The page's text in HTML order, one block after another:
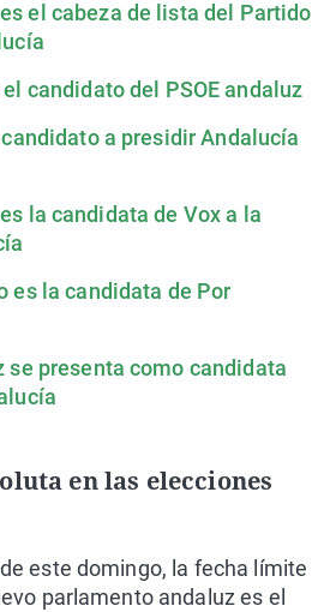
el cabeza de lista del Partido
candidato del PSOE andaluz
a presidir Andalucía
la candidata de Vox a la
es la candidata de Por
se presenta como candidata
en las elecciones
este domingo, la fecha límite
parlamento andaluz es el